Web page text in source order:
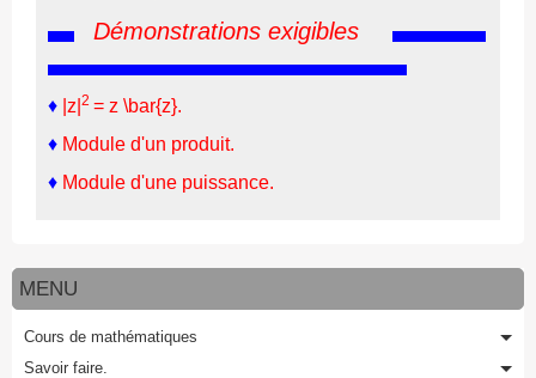
Démonstrations exigibles
♦ |z| 2 = z \bar{z}.
♦ Module d'un produit.
♦ Module d'une puissance.
MENU
Cours de mathématiques
Savoir faire.